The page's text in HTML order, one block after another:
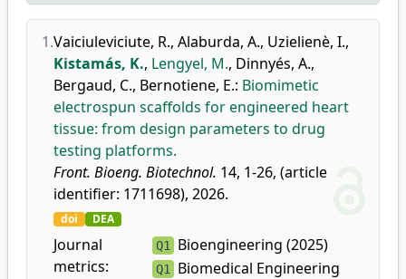
1.Vaiciuleviciute, R., Alaburda, A., Uzielienè, I.,
Kistamás, K., Lengyel, M., Dinnyés, A.,
Bergaud, C., Bernotiene, E.: Biomimetic
electrospun scaffolds for engineered heart
tissue: from design parameters to drug
testing platforms.
Front. Bioeng. Biotechnol. 14, 1-26, (article
identifier: 1711698), 2026.
doi DEA
Journal
metrics:
Q1 Bioengineering (2025)
Q1 Biomedical Engineering